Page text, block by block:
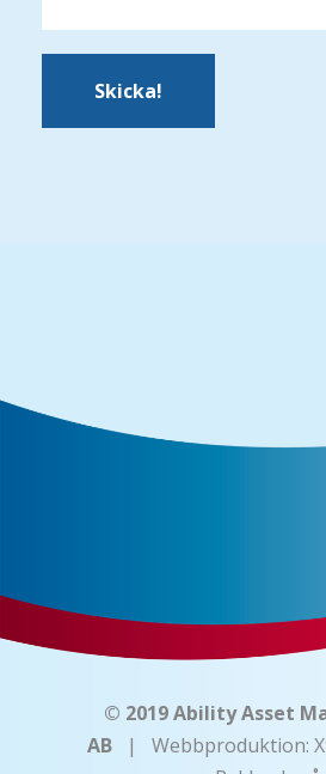
© 2019 Ability Asset
AB | Webbproduktion: